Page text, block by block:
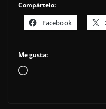
Compártelo:
Facebook
Me gusta:
Cargando...